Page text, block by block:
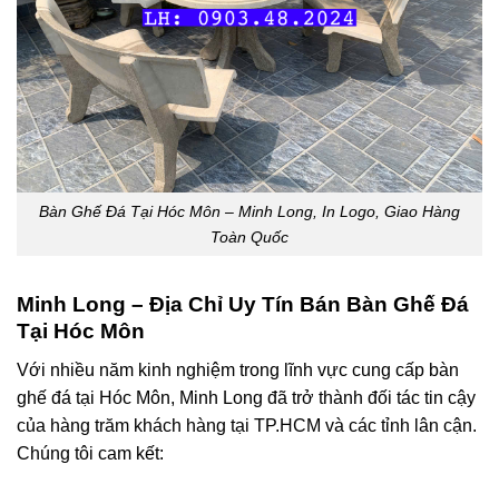
Bàn Ghế Đá Tại Hóc Môn – Minh Long, In Logo, Giao Hàng
Toàn Quốc
Minh Long – Địa Chỉ Uy Tín Bán Bàn Ghế Đá
Tại Hóc Môn
Với nhiều năm kinh nghiệm trong lĩnh vực cung cấp bàn
ghế đá tại Hóc Môn, Minh Long đã trở thành đối tác tin cậy
của hàng trăm khách hàng tại TP.HCM và các tỉnh lân cận.
Chúng tôi cam kết: